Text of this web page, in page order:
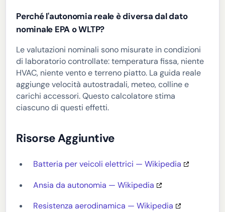
Perché l'autonomia reale è diversa dal dato
nominale EPA o WLTP?
Le valutazioni nominali sono misurate in condizioni
di laboratorio controllate: temperatura fissa, niente
HVAC, niente vento e terreno piatto. La guida reale
aggiunge velocità autostradali, meteo, colline e
carichi accessori. Questo calcolatore stima
ciascuno di questi effetti.
Risorse Aggiuntive
Batteria per veicoli elettrici — Wikipedia
Ansia da autonomia — Wikipedia
Resistenza aerodinamica — Wikipedia